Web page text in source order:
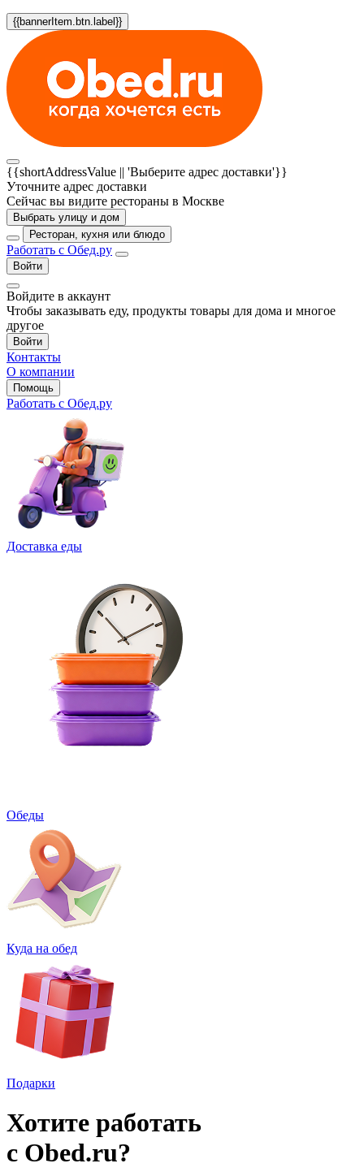
{{bannerItem.btn.label}}
{{shortAddressValue || 'Выберите адрес доставки'}}
Уточните адрес доставки
Сейчас вы видите рестораны в Москве
Выбрать улицу и дом
Ресторан, кухня или блюдо
Работать с Обед.ру
Войти
Войдите в аккаунт
Чтобы заказывать еду, продукты товары для дома и многое
другое
Войти
Контакты
О компании
Помощь
Работать с Обед.ру
Доставка еды
Обеды
Куда на обед
Подарки
Хотите работать
с Obed.ru?